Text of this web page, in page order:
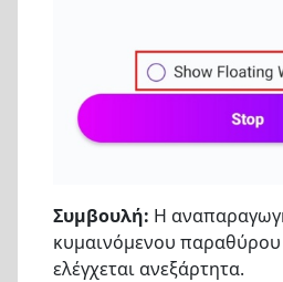
Συμβουλή: Η
κυμαινόμενου
ελέγχεται ανεξάρτητα.